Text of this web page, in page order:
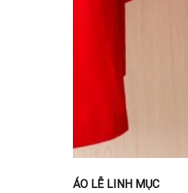
ÁO LỄ LINH MỤC